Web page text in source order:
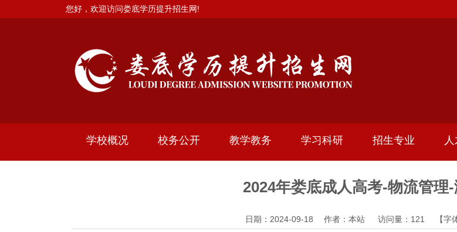
您好，欢迎访问娄底学历提升招生网!
学校概况 校务公开 教学教务 学习科研 招生专业
2024年娄底成人高考-物流管理
日期：2024-09-18 作者：本站 访问量： 121 【字